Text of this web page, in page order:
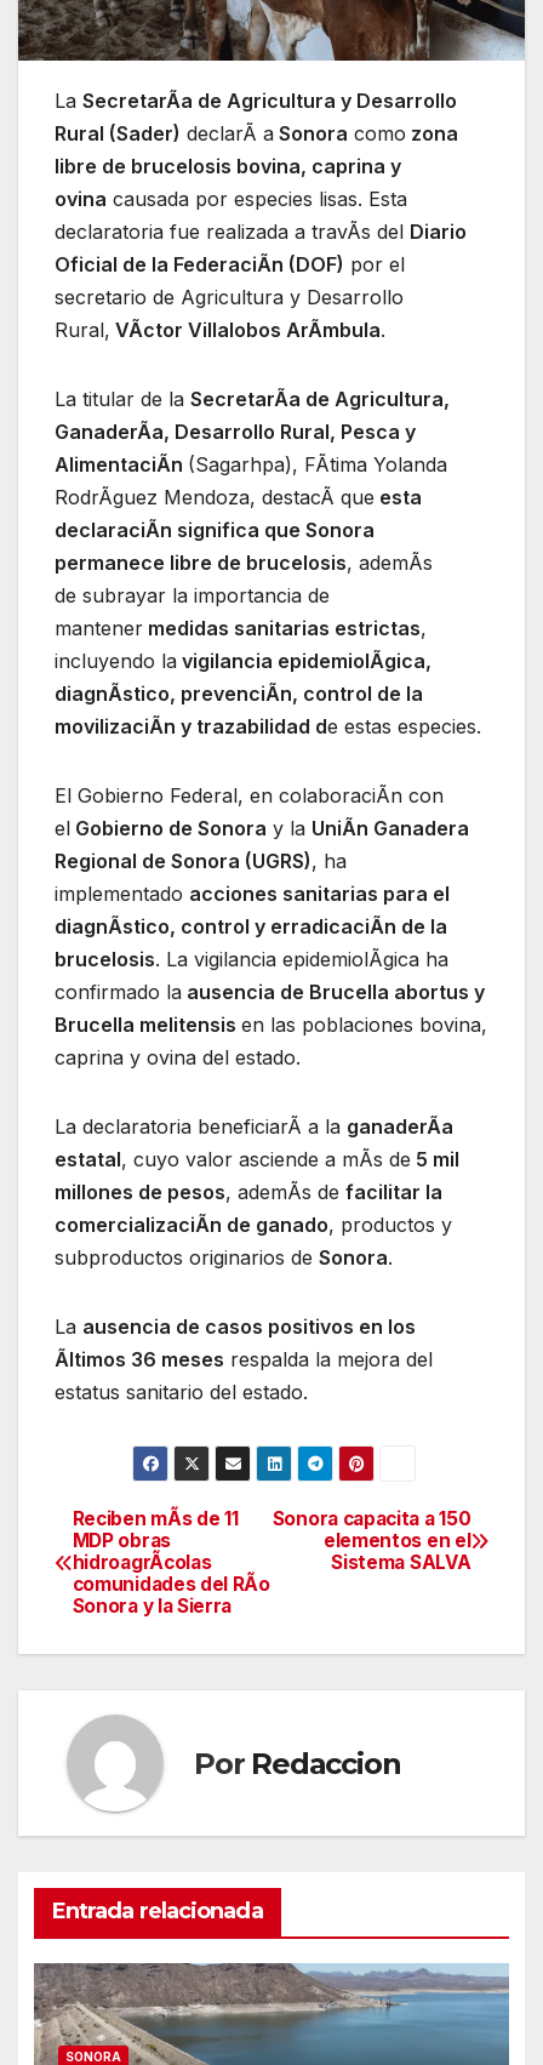
La SecretarÃa de Agricultura y Desarrollo
Rural (Sader) declarÃ a Sonora como zona
libre de brucelosis bovina, caprina y
ovina causada por especies lisas. Esta
declaratoria fue realizada a travÃs del Diario
Oficial de la FederaciÃn (DOF) por el
secretario de Agricultura y Desarrollo
Rural, VÃctor Villalobos ArÃmbula.
La titular de la SecretarÃa de Agricultura,
GanaderÃa, Desarrollo Rural, Pesca y
AlimentaciÃn (Sagarhpa), FÃtima Yolanda
RodrÃguez Mendoza, destacÃ que esta
declaraciÃn significa que Sonora
permanece libre de brucelosis, ademÃs
de subrayar la importancia de
mantener medidas sanitarias estrictas,
incluyendo la vigilancia epidemiolÃgica,
diagnÃstico, prevenciÃn, control de la
movilizaciÃn y trazabilidad de estas especies.
El Gobierno Federal, en colaboraciÃn con
el Gobierno de Sonora y la UniÃn Ganadera
Regional de Sonora (UGRS), ha
implementado acciones sanitarias para el
diagnÃstico, control y erradicaciÃn de la
brucelosis. La vigilancia epidemiolÃgica ha
confirmado la ausencia de Brucella abortus y
Brucella melitensis en las poblaciones bovina,
caprina y ovina del estado.
La declaratoria beneficiarÃ a la ganaderÃa
estatal, cuyo valor asciende a mÃs de 5 mil
millones de pesos, ademÃs de facilitar la
comercializaciÃn de ganado, productos y
subproductos originarios de Sonora.
La ausencia de casos positivos en los
Ãltimos 36 meses respalda la mejora del
estatus sanitario del estado.
Navegación
de
entradas
Sonora capacita a 150
elementos en el
Sistema SALVA
Reciben mÃs de 11
MDP obras
hidroagrÃcolas
comunidades del RÃo
Sonora y la Sierra
Por Redaccion
Entrada relacionada
SONORA